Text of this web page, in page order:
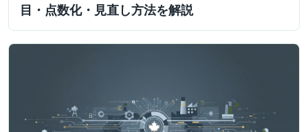
目・点数化・見直し方法を解説